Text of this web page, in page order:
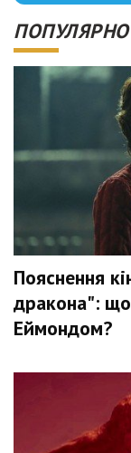
ПОПУЛЯРНО
Пояснення
дракона":
Еймондом?